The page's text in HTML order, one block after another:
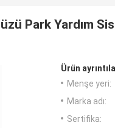
Park Yardım
Ürün
Menşe yeri:
Marka adı:
Sertifika: